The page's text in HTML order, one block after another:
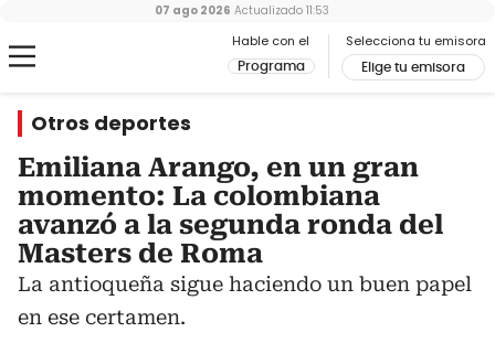
Hable con el
Programa
Selecciona tu emisora
Elige tu emisora
07 ago 2026 Actualizado 11:53
Otros deportes
Emiliana Arango, en un gran
momento: La colombiana
avanzó a la segunda ronda del
Masters de Roma
La antioqueña sigue haciendo un buen papel
en ese certamen.